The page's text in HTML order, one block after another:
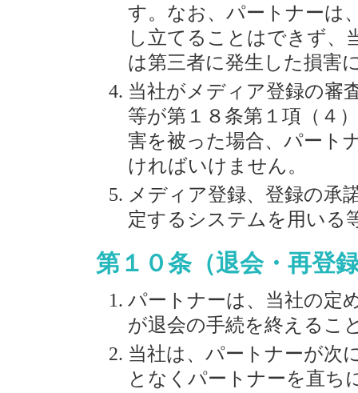
す。なお、パートナーは
し立てることはできず、
は第三者に発生した損害
当社がメディア登録の審
等が第１８条第１項（４
害を被った場合、パート
ければいけません。
メディア登録、登録の承
定するシステムを用いる
第１０条（退会・再登
パートナーは、当社の定
が退会の手続を終えるこ
当社は、パートナーが次
となくパートナーを直ち